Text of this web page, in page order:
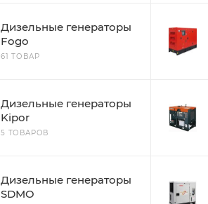
Дизельные генераторы
Fogo
61 ТОВАР
Дизельные генераторы
Kipor
5 ТОВАРОВ
Дизельные генераторы
SDMO